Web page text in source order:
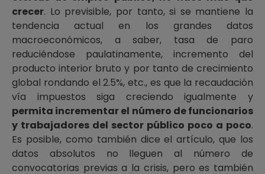
crecer. Lo previsible, por tanto, si se mantiene la
tendencia actual en los grandes datos
macroeconómicos, a saber, tasa de paro
reduciéndose paulatinamente, incremento del
producto interior bruto y por tanto de crecimiento
global rondando el 2.5%, etc., es que la recaudación
vía impuestos siga creciendo igualmente y
permita incrementar el número de funcionarios
y trabajadores del sector público poco a poco.
Es posible, como también dice el artículo, que los
datos absolutos no lleguen al número de
convocatorias previas a la crisis, pero es también